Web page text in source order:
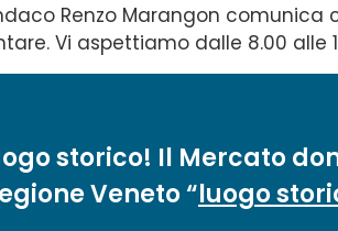
Renzo Marangon
Vi aspettiamo dalle 8.00 alle
storico! Il Mercato
Veneto “luogo